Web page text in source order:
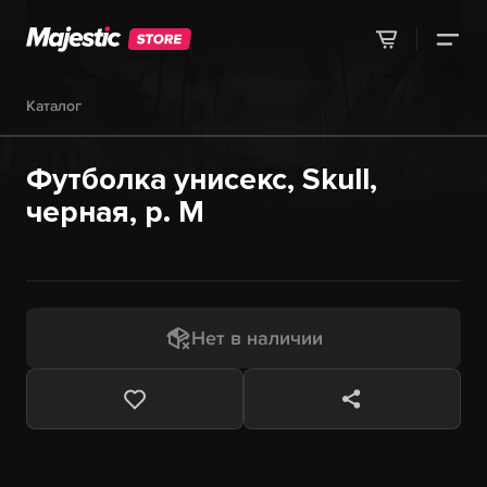
Каталог
Футболка унисекс, Skull,
черная, р. M
Нет в наличии